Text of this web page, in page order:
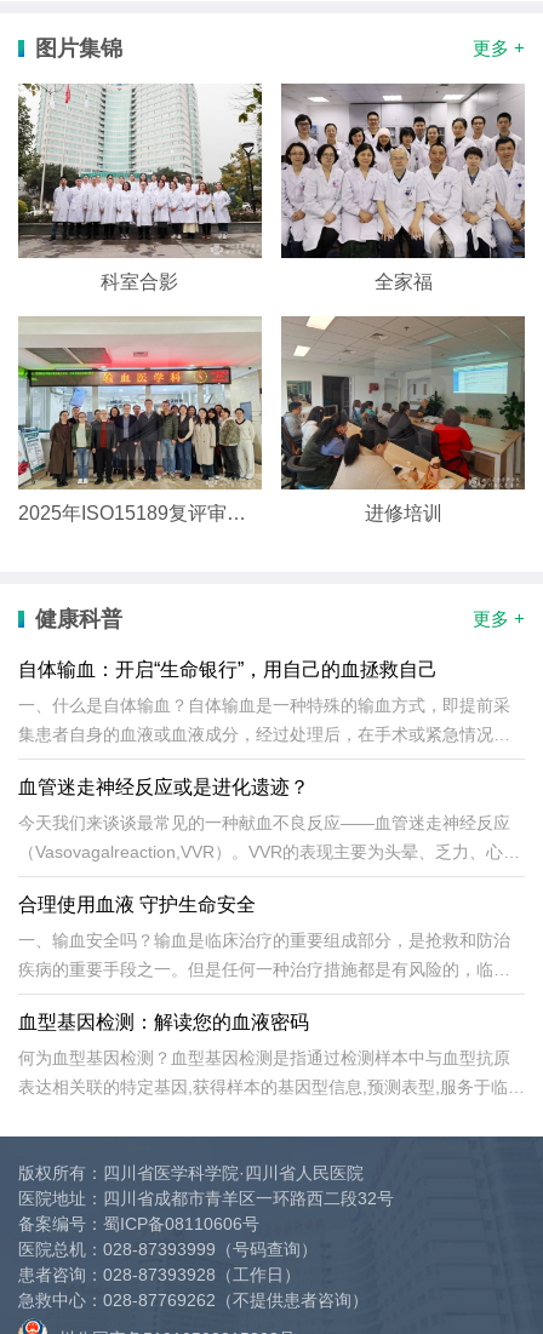
图片集锦 更多 +
科室合影 全家福
2025年ISO15189复评审合影 进修培训
健康科普 更多 +
自体输血：开启“生命银行”，用自己的血拯救自己
一、什么是自体输血？自体输血是一种特殊的输血方式，即提前采
集患者自身的血液或血液成分，经过处理后，在手术或紧急情况下
再回输给患者本人。这种方法避免了异体输血可能带来的感染和免
疫反应，是一种安全、有效的输血方式。二、自体输血的类型（...
血管迷走神经反应或是进化遗迹？
今天我们来谈谈最常见的一种献血不良反应——血管迷走神经反应
（Vasovagalreaction,VVR）。VVR的表现主要为头晕、乏力、心
慌、出汗、恶心等，绝大多数都是轻微。极少数可能伴有一过性意
识丧失，即晕厥（Syncope）。要强调的是，这种反应并非与献血...
合理使用血液 守护生命安全
一、输血安全吗？输血是临床治疗的重要组成部分，是抢救和防治
疾病的重要手段之一。但是任何一种治疗措施都是有风险的，临床
输血亦不例外。输血的风险性主要是两个方面的问题：一是输血不
良反应的发生；二是输血相关疾病的传播。输血可以引起部分受...
血型基因检测：解读您的血液密码
何为血型基因检测？血型基因检测是指通过检测样本中与血型抗原
表达相关联的特定基因,获得样本的基因型信息,预测表型,服务于临床
版权所有：四川省医学科学院·四川省人民医院
医院地址：四川省成都市青羊区一环路西二段32号
备案编号： 蜀ICP备08110606号
医院总机： 028-87393999 （号码查询）
患者咨询： 028-87393928 （工作日）
急救中心： 028-87769262 （不提供患者咨询）